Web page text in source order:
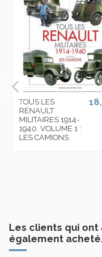
TOUS LES
RENAULT
MILITAIRES 1914-
1940. VOLUME 1 :
LES CAMIONS
Les clients qui
également